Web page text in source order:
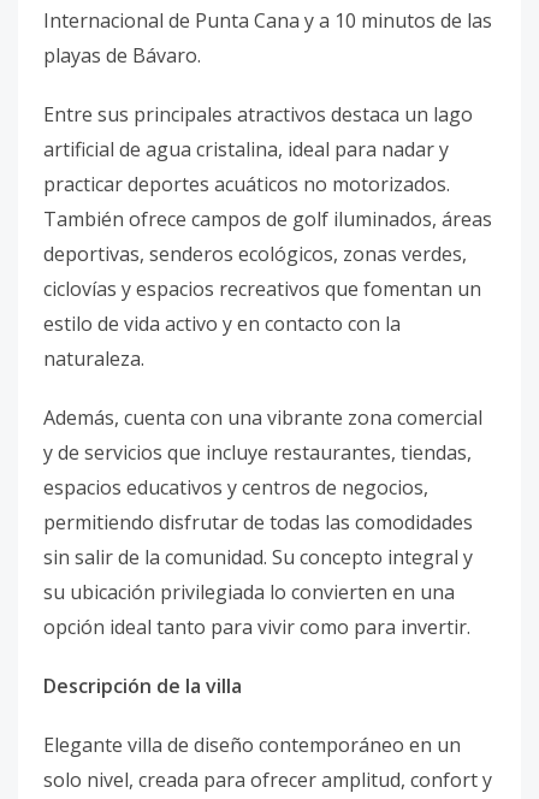
Internacional de Punta Cana y a 10 minutos de las
playas de Bávaro.
Entre sus principales atractivos destaca un lago
artificial de agua cristalina, ideal para nadar y
practicar deportes acuáticos no motorizados.
También ofrece campos de golf iluminados, áreas
deportivas, senderos ecológicos, zonas verdes,
ciclovías y espacios recreativos que fomentan un
estilo de vida activo y en contacto con la
naturaleza.
Además, cuenta con una vibrante zona comercial
y de servicios que incluye restaurantes, tiendas,
espacios educativos y centros de negocios,
permitiendo disfrutar de todas las comodidades
sin salir de la comunidad. Su concepto integral y
su ubicación privilegiada lo convierten en una
opción ideal tanto para vivir como para invertir.
Descripción de la villa
Elegante villa de diseño contemporáneo en un
solo nivel, creada para ofrecer amplitud, confort y